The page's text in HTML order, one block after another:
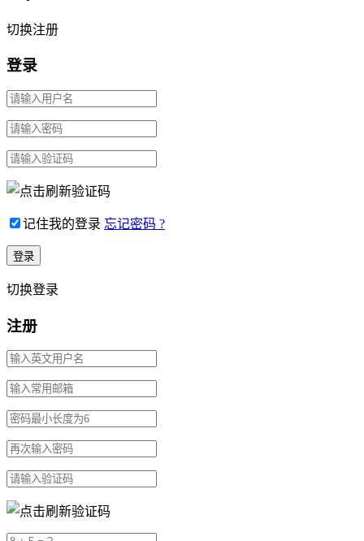
切换注册
登录
记住我的登录 忘记密码 ?
切换登录
注册